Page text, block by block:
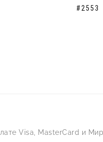
#2553
Visa, MasterCard и